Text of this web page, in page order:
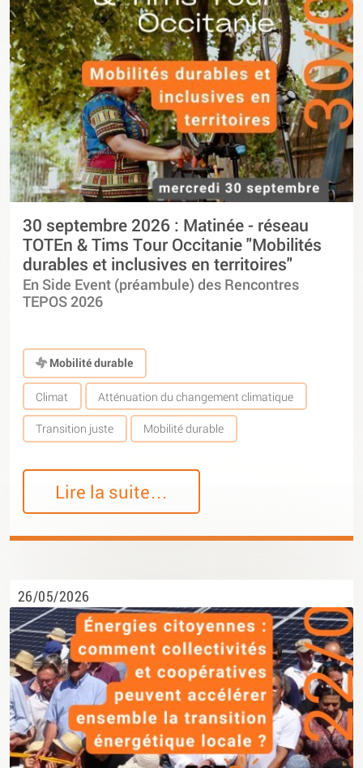
30 septembre 2026 : Matinée - réseau
TOTEn & Tims Tour Occitanie "Mobilités
durables et inclusives en territoires"
En Side Event (préambule) des Rencontres
TEPOS 2026
Mobilité durable
Climat Atténuation du changement climatique
Transition juste Mobilité durable
Lire la suite…
26/05/2026